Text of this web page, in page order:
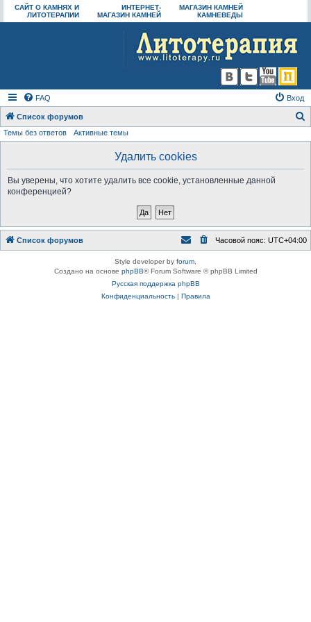
САЙТ О КАМНЯХ И
ЛИТОТЕРАПИИ
ИНТЕРНЕТ-
МАГАЗИН КАМНЕЙ
МАГАЗИН КАМНЕЙ
КАМНЕВЕДЫ
FAQ Вход
Список форумов
Темы без ответов Активные темы
Удалить cookies
Вы уверены, что хотите удалить все cookie, установленные данной
конференцией?
Список форумов Часовой пояс: UTC+04:00
Style developer by forum
Создано на основе phpBB® Forum Software © phpBB Limited
Русская поддержка phpBB
Конфиденциальность| Правила